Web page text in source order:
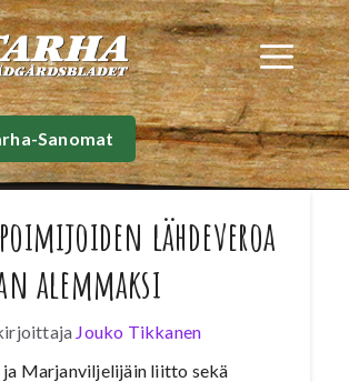
Sanomat
lähdeveroa
alemmaksi
Jouko Tikkanen
ja Marjanviljelijäin liitto sekä